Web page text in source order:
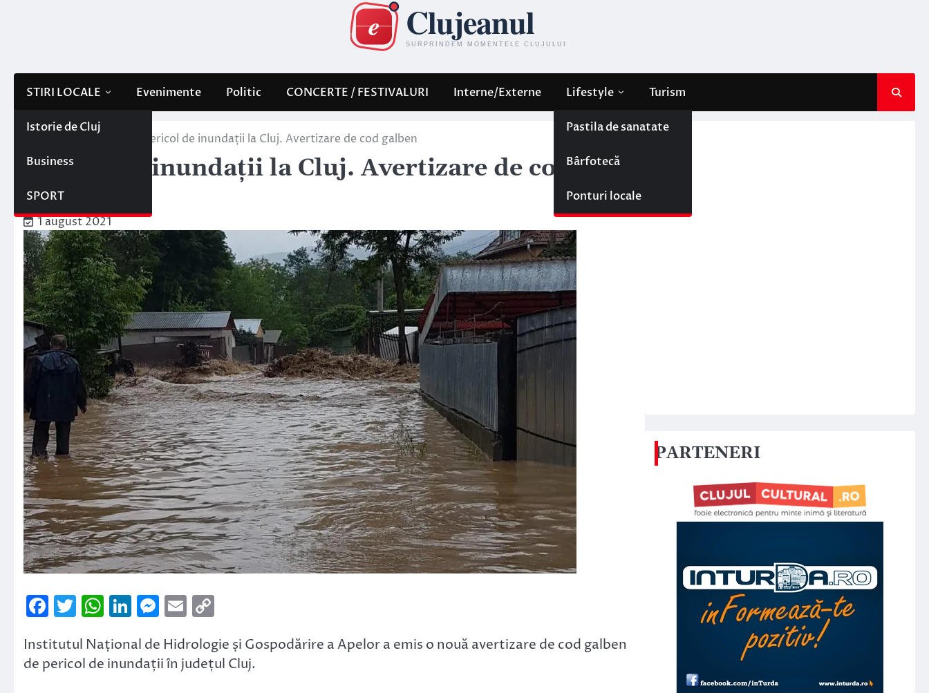
STIRI LOCALE
Istorie de Cluj
Business
SPORT
Evenimente Politic CONCERTE / FESTIVALURI Interne/Externe Lifestyle
Pastila de sanatate
Bârfotecă
Ponturi locale
Turism
Stiri locale Pericol de inundații la Cluj. Avertizare de cod galben
Pericol de inundații la Cluj. Avertizare de cod
galben
1 august 2021
Facebook
Twitter
WhatsApp
LinkedIn
Messenger
Email
Institutul Național de Hidrologie și Gospodărire a Apelor a emis o nouă avertizare de cod galben
de pericol de inundații în județul Cluj.
PARTENERI